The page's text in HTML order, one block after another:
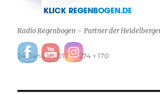
Radio Regenbogen – Partner der
Veröffentlicht
am
24. Januar 2017 Originalgröße
274 × 170